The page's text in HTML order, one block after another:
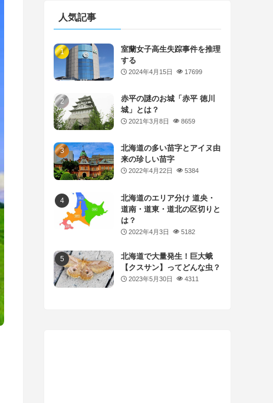
人気記事
室蘭女子高生失踪事件を推理
する
2024年4月15日 17699
赤平の謎のお城「赤平 徳川
城」とは？
2021年3月8日 8659
北海道の多い苗字とアイヌ由
来の珍しい苗字
2022年4月22日 5384
北海道のエリア分け 道央・
道南・道東・道北の区切りと
は？
2022年4月3日 5182
北海道で大量発生！巨大蛾
【クスサン】ってどんな虫？
2023年5月30日 4311